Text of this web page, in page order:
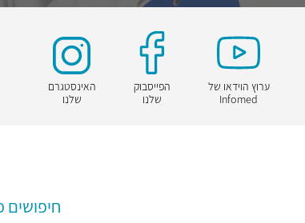
ערוץ הוידאו של
Infomed
הפייסבוק
שלנו
האינסטגרם
שלנו
חיפושים